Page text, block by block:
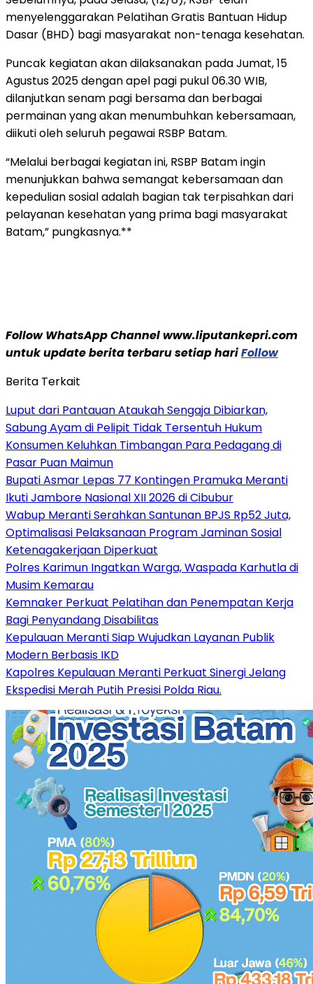
menyelenggarakan Pelatihan Gratis Bantuan Hidup
Dasar (BHD) bagi masyarakat non-tenaga kesehatan.
Puncak kegiatan akan dilaksanakan pada Jumat, 15
Agustus 2025 dengan apel pagi pukul 06.30 WIB,
dilanjutkan senam pagi bersama dan berbagai
permainan yang akan menumbuhkan kebersamaan,
diikuti oleh seluruh pegawai RSBP Batam.
“Melalui berbagai kegiatan ini, RSBP Batam ingin
menunjukkan bahwa semangat kebersamaan dan
kepedulian sosial adalah bagian tak terpisahkan dari
pelayanan kesehatan yang prima bagi masyarakat
Batam,” pungkasnya.**
Follow WhatsApp Channel www.liputankepri.com
untuk update berita terbaru setiap hariFollow
Berita Terkait
Luput dari Pantauan Ataukah Sengaja Dibiarkan,
Sabung Ayam di Pelipit Tidak Tersentuh Hukum
Konsumen Keluhkan Timbangan Para Pedagang di
Pasar Puan Maimun
Bupati Asmar Lepas 77 Kontingen Pramuka Meranti
Ikuti Jambore Nasional XII 2026 di Cibubur
Wabup Meranti Serahkan Santunan BPJS Rp52 Juta,
Optimalisasi Pelaksanaan Program Jaminan Sosial
Ketenagakerjaan Diperkuat
Polres Karimun Ingatkan Warga, Waspada Karhutla di
Musim Kemarau
Kemnaker Perkuat Pelatihan dan Penempatan Kerja
Bagi Penyandang Disabilitas
Kepulauan Meranti Siap Wujudkan Layanan Publik
Modern Berbasis IKD
Kapolres Kepulauan Meranti Perkuat Sinergi Jelang
Ekspedisi Merah Putih Presisi Polda Riau.